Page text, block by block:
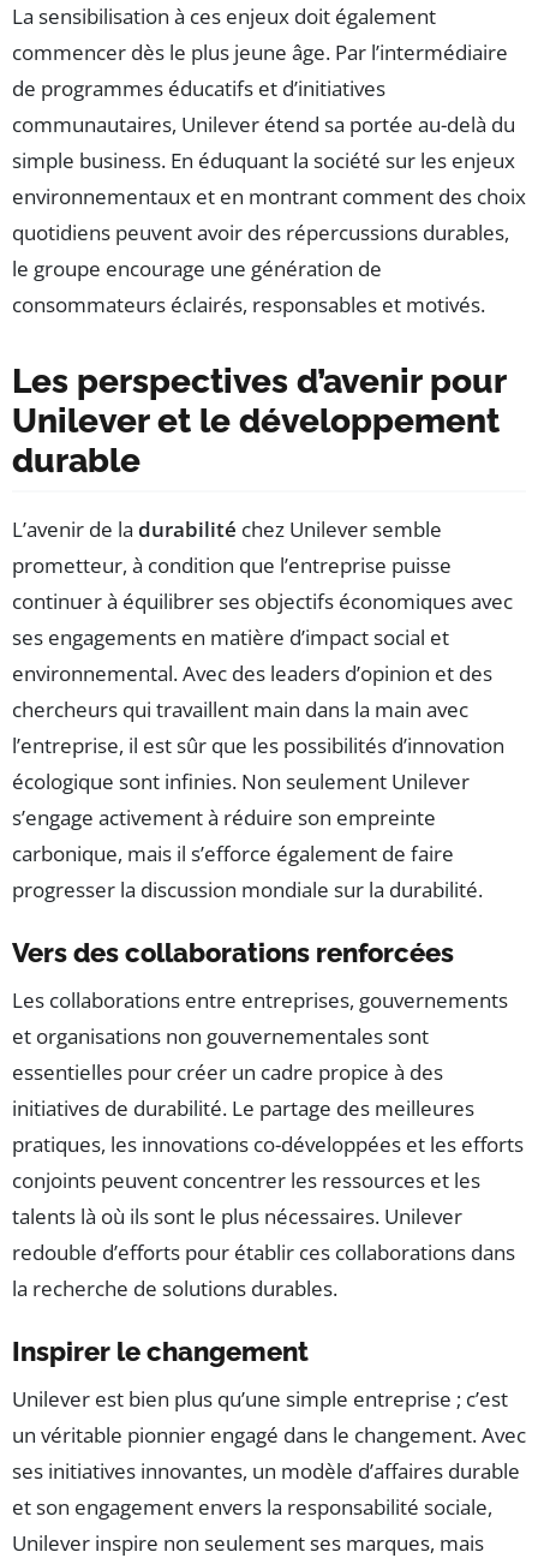
La sensibilisation à ces enjeux doit également
commencer dès le plus jeune âge. Par l’intermédiaire
de programmes éducatifs et d’initiatives
communautaires, Unilever étend sa portée au-delà du
simple business. En éduquant la société sur les enjeux
environnementaux et en montrant comment des choix
quotidiens peuvent avoir des répercussions durables,
le groupe encourage une génération de
consommateurs éclairés, responsables et motivés.
Les perspectives d’avenir pour
Unilever et le développement
durable
L’avenir de la durabilité chez Unilever semble
prometteur, à condition que l’entreprise puisse
continuer à équilibrer ses objectifs économiques avec
ses engagements en matière d’impact social et
environnemental. Avec des leaders d’opinion et des
chercheurs qui travaillent main dans la main avec
l’entreprise, il est sûr que les possibilités d’innovation
écologique sont infinies. Non seulement Unilever
s’engage activement à réduire son empreinte
carbonique, mais il s’efforce également de faire
progresser la discussion mondiale sur la durabilité.
Vers des collaborations renforcées
Les collaborations entre entreprises, gouvernements
et organisations non gouvernementales sont
essentielles pour créer un cadre propice à des
initiatives de durabilité. Le partage des meilleures
pratiques, les innovations co-développées et les efforts
conjoints peuvent concentrer les ressources et les
talents là où ils sont le plus nécessaires. Unilever
redouble d’efforts pour établir ces collaborations dans
la recherche de solutions durables.
Inspirer le changement
Unilever est bien plus qu’une simple entreprise ; c’est
un véritable pionnier engagé dans le changement. Avec
ses initiatives innovantes, un modèle d’affaires durable
et son engagement envers la responsabilité sociale,
Unilever inspire non seulement ses marques, mais